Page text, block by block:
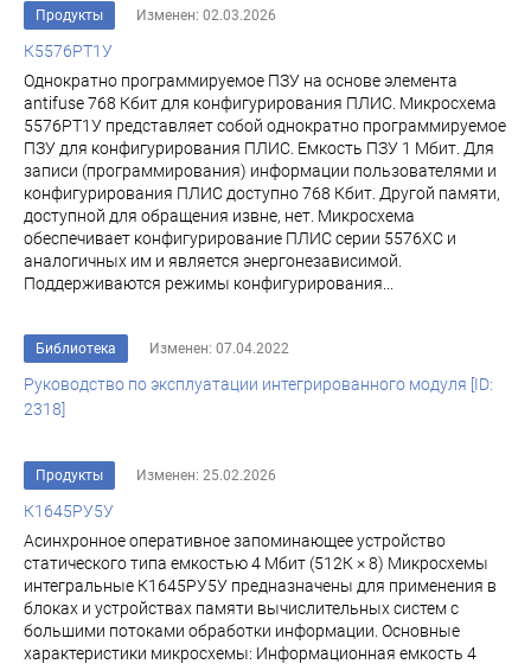
Продукты Изменен: 02.03.2026
К5576РТ1У
Однократно программируемое ПЗУ на основе элемента
antifuse 768 Кбит для конфигурирования ПЛИС. Микросхема
5576РТ1У представляет собой однократно программируемое
ПЗУ для конфигурирования ПЛИС. Емкость ПЗУ 1 Мбит. Для
записи (программирования) информации пользователями и
конфигурирования ПЛИС доступно 768 Кбит. Другой памяти,
доступной для обращения извне, нет. Микросхема
обеспечивает конфигурирование ПЛИС серии 5576ХС и
аналогичных им и является энергонезависимой.
Поддерживаются режимы конфигурирования...
Библиотека Изменен: 07.04.2022
Руководство по эксплуатации интегрированного модуля [ID:
2318]
Продукты Изменен: 25.02.2026
К1645РУ5У
Асинхронное оперативное запоминающее устройство
статического типа емкостью 4 Мбит (512К × 8) Микросхемы
интегральные К1645РУ5У предназначены для применения в
блоках и устройствах памяти вычислительных систем с
большими потоками обработки информации. Основные
характеристики микросхемы: Информационная емкость 4